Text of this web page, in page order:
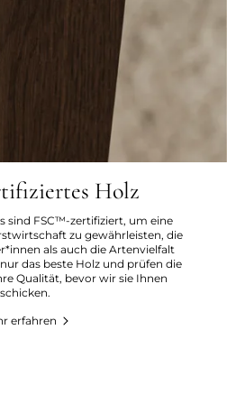
Holz
sind FSC™-zertifiziert, um eine
zu gewährleisten, die
als auch die Artenvielfalt
das beste Holz und prüfen die
Qualität, bevor wir sie Ihnen
schicken.
erfahren